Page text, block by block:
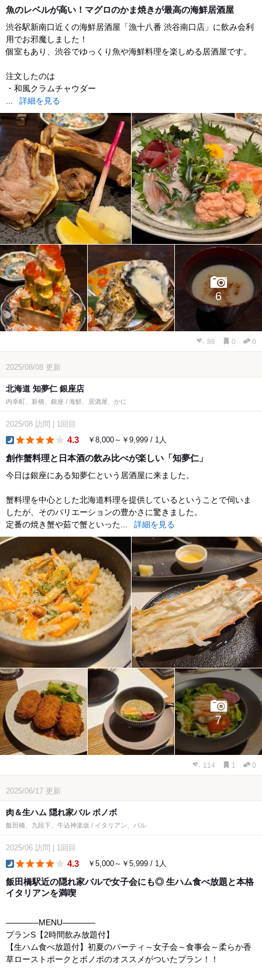
魚のレベルが高い！マグロのかま焼きが最高の海鮮居酒屋
渋谷駅新南口近くの海鮮居酒屋「漁十八番 渋谷南口店」に飲み会利
用でお邪魔しました！
個室もあり、渋谷でゆっくり魚や海鮮料理を楽しめる居酒屋です。
注文したのは
・和風クラムチャウダー
詳細を見る
6
86 0 0
2025/08/08 更新
北海道 知夢仁 銀座店
内幸町、新橋、銀座 / 海鮮、居酒屋、かに
2025/08 訪問 1回目
4.3 ￥8,000～￥9,999 / 1人
創作蟹料理と日本酒の飲み比べが楽しい「知夢仁」
今日は銀座にある知夢仁という居酒屋に来ました。
蟹料理を中心とした北海道料理を提供しているということで伺いま
したが、そのバリエーションの豊かさに驚きました。
定番の焼き蟹や茹で蟹といった...
詳細を見る
7
114 1 0
2025/06/17 更新
肉＆生ハム 隠れ家バル ボノボ
飯田橋、九段下、牛込神楽坂 / イタリアン、バル
2025/06 訪問 1回目
4.3 ￥5,000～￥5,999 / 1人
飯田橋駅近の隠れ家バルで女子会にも◎ 生ハム食べ放題と本格
イタリアンを満喫
————MENU————
プランS【2時間飲み放題付】
【生ハム食べ放題付】初夏のパーティ～女子会～食事会～柔らか香
草ローストポークとボノボのオススメがついたプラン！！